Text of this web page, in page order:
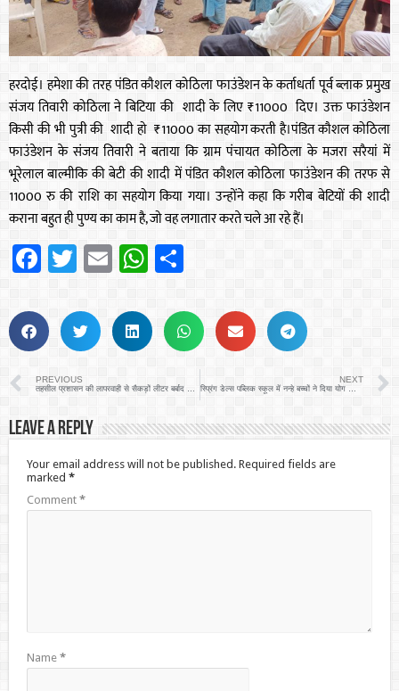
हरदोई। हमेशा की तरह पंडित कौशल कोठिला फाउंडेशन के कर्ताधर्ता पूर्व ब्लाक प्रमुख
संजय तिवारी कोठिला ने बिटिया की शादी के लिए ₹11000 दिए। उक्त फाउंडेशन
किसी की भी पुत्री की शादी हो ₹11000 का सहयोग करती है।पंडित कौशल कोठिला
फाउंडेशन के संजय तिवारी ने बताया कि ग्राम पंचायत कोठिला के मजरा सरैयां में
भूरेलाल बाल्मीकि की बेटी की शादी में पंडित कौशल कोठिला फाउंडेशन की तरफ से
11000 रु की राशि का सहयोग किया गया। उन्होंने कहा कि गरीब बेटियों की शादी
कराना बहुत ही पुण्य का काम है, जो वह लगातार करते चले आ रहे हैं।
Facebook
Twitter
EmailWhatsApp
PREVIOUS
तहसील प्रशासन की लापरवाही से सैकड़ों लीटर बर्बाद हो रहा पानी
NEXT
स्प्रिंग डेल्स पब्लिक स्कूल में नन्हे बच्चों ने दिया योग फॉर वैलनेस का संदेश
Leave a Reply
Your email address will not be published. Required fields are
marked *
Comment *
Name *